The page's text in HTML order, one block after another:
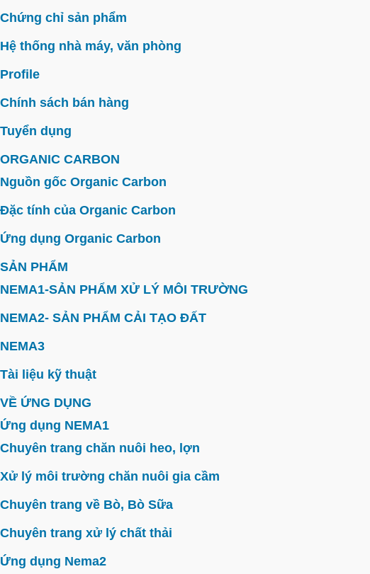
Chứng chỉ sản phẩm
Hệ thống nhà máy, văn phòng
Profile
Chính sách bán hàng
Tuyển dụng
ORGANIC CARBON
Nguồn gốc Organic Carbon
Đặc tính của Organic Carbon
Ứng dụng Organic Carbon
SẢN PHẨM
NEMA1-SẢN PHẨM XỬ LÝ MÔI TRƯỜNG
NEMA2- SẢN PHẨM CẢI TẠO ĐẤT
NEMA3
Tài liệu kỹ thuật
VỀ ỨNG DỤNG
Ứng dụng NEMA1
Chuyên trang chăn nuôi heo, lợn
Xử lý môi trường chăn nuôi gia cầm
Chuyên trang về Bò, Bò Sữa
Chuyên trang xử lý chất thải
Ứng dụng Nema2